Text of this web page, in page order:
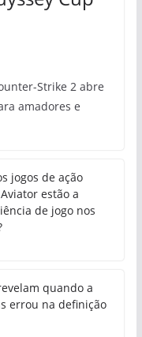
Strike 2 abre
amadores e
jogos de ação
estão a
de jogo nos
quando a
errou na definição